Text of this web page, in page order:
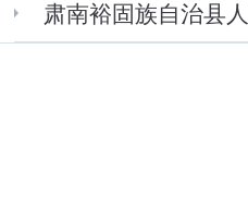
肃南裕固族自治县